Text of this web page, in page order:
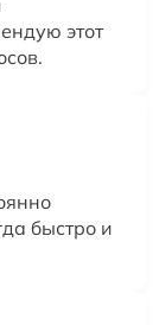
этот
быстро и